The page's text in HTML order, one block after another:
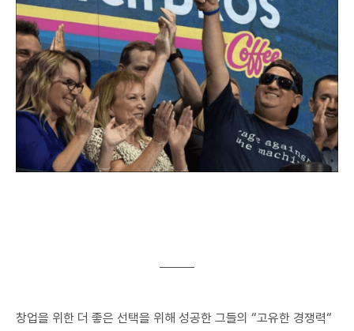
창업을 위한 더 좋은 선택을 위해 성공한 그들의 “고유한 경쟁력“